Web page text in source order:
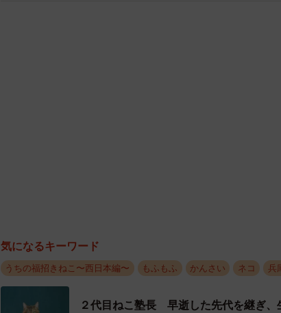
気になるキーワード
うちの福招きねこ〜西日本編〜 もふもふ かんさい ネコ 兵
２代目ねこ塾長 早逝した先代を継ぎ、